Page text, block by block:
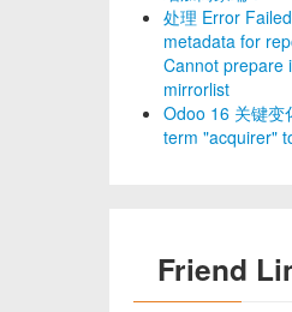
处理 Error
metadata for
Cannot prepare
mirrorlist
Odoo 16 关键变
term "acquirer"
Friend